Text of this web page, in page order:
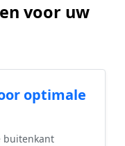
voor uw
optimale
buitenkant